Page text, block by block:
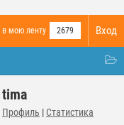
Вход
в мою ленту 2679
tima
Профиль | Статистика